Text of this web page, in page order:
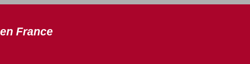
France